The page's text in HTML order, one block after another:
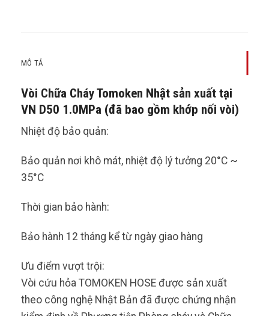
MÔ TẢ
Vòi Chữa Cháy Tomoken Nhật sản xuất tại
VN D50 1.0MPa (đã bao gồm khớp nối vòi)
Nhiệt độ bảo quản:
Bảo quản nơi khô mát, nhiệt độ lý tưởng 20°C ~
35°C
Thời gian bảo hành:
Bảo hành 12 tháng kể từ ngày giao hàng
Ưu điểm vượt trội:
Vòi cứu hỏa TOMOKEN HOSE được sản xuất
theo công nghệ Nhật Bản đã được chứng nhận